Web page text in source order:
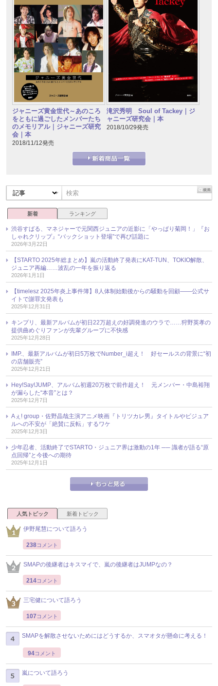
ジャニーズ黄金世代～あのころ
をともに過ごしたメンバーたち
のメモリアル｜ジャニーズ研究
会｜本
2018/11/12発売
滝沢秀明 Soul of Tackey｜ジ
ャニーズ研究会｜本
2018/10/29発売
新着 ランキング
渋谷すばる、マネジャーで元関西ジュニアの近影に「やっぱり菊岡！」『お
しゃれクリップ』“バックショット登場”で再び話題に
2026年3月22日
【STARTO 2025年総まとめ】嵐の活動終了発表にKAT-TUN、TOKIO解散、
ジュニア再編……波乱の一年を振り返る
2026年1月1日
【timelesz 2025年炎上事件簿】8人体制始動後からの騒動を回顧――公式サ
イトで謝罪文発表も
2025年12月31日
キンプリ、最新アルバムが初日22万超えの好調発進のウラで……狩野英孝の
提供曲めぐりファンが先輩グループに不快感
2025年12月28日
IMP.、最新アルバムが初日5万枚でNumber_i超え！ 好セールスの背景に“初
の店舗販売”
2025年12月21日
Hey!Say!JUMP、アルバム初週20万枚で前作超え！ 元メンバー・中島裕翔
が漏らした“本音”とは？
2025年12月7日
Aぇ! group・佐野晶哉主演アニメ映画『トリツカレ男』タイトルやビジュア
ルへの不安が「絶賛に反転」するワケ
2025年12月3日
少年忍者、活動終了でSTARTO・ジュニア界は激動の1年 ── 識者が語る“原
点回帰”と今後への期待
2025年12月1日
人気トピック 新着トピック
伊野尾慧について語ろう
238コメント
SMAPの後継者はキスマイで、嵐の後継者はJUMPなの？
214コメント
三宅健について語ろう
107 コメント
SMAPを解散させないためにはどうするか、スマオタが懸命に考える！
94コメント
嵐について語ろう